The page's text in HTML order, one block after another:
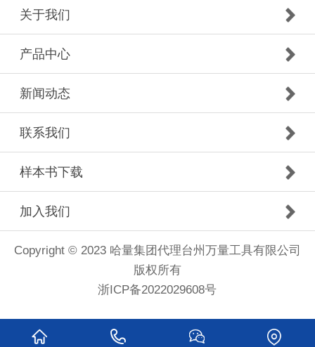
关于我们
产品中心
新闻动态
联系我们
样本书下载
加入我们
Copyright © 2023 哈量集团代理台州万量工具有限公司
版权所有
浙ICP备2022029608号